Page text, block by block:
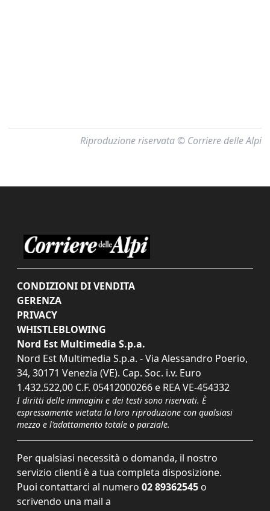
Riproduzione riservata © Corriere delle Alpi
CONDIZIONI DI VENDITA
GERENZA
PRIVACY
WHISTLEBLOWING
Nord Est Multimedia S.p.a.
Nord Est Multimedia S.p.a. - Via Alessandro Poerio,
34, 30171 Venezia (VE). Cap. Soc. i.v. Euro
1.432.522,00 C.F. 05412000266 e REA VE-454332
I diritti delle immagini e dei testi sono riservati. È
espressamente vietata la loro riproduzione con qualsiasi
mezzo e l'adattamento totale o parziale.
Per qualsiasi necessità o domanda, il nostro
servizio clienti è a tua completa disposizione.
Puoi contattarci al numero 02 89362545 o
scrivendo una mail a